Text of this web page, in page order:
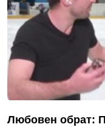
Любовен обрат: